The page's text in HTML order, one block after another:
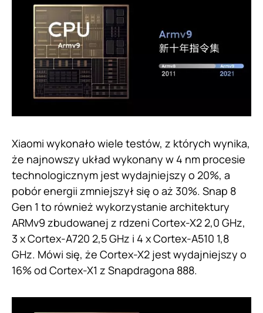
Xiaomi wykonało wiele testów, z których wynika,
że najnowszy układ wykonany w 4 nm procesie
technologicznym jest wydajniejszy o 20%, a
pobór energii zmniejszył się o aż 30%. Snap 8
Gen 1 to również wykorzystanie architektury
ARMv9 zbudowanej z rdzeni Cortex-X2 2,0 GHz,
3 x Cortex-A720 2,5 GHz i 4 x Cortex-A510 1,8
GHz. Mówi się, że Cortex-X2 jest wydajniejszy o
16% od Cortex-X1 z Snapdragona 888.